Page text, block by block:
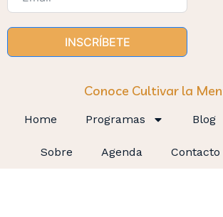
INSCRÍBETE
Conoce Cultivar la
Home Programas Blog
Sobre Agenda Contacto